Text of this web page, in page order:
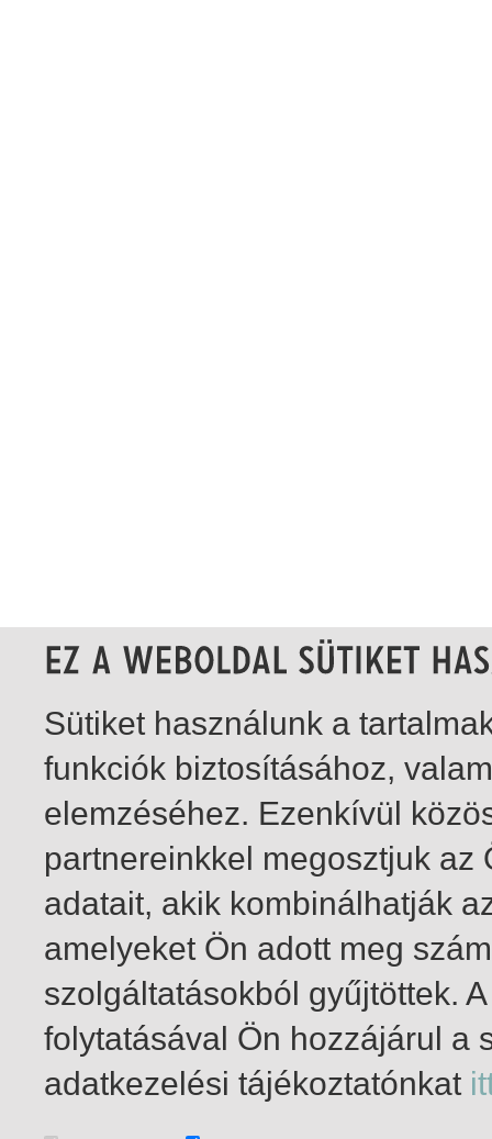
1-2 / total 2 hit
Sütiket használunk a
funkciók biztosításához,
elemzéséhez. Ezenkívül
partnereinkkel megosztjuk
adatait, akik kombinálhatják
amelyeket Ön adott meg
szolgáltatásokból gyűjtöttek.
folytatásával Ön hozzájárul a
adatkezelési tájékoztatónkat